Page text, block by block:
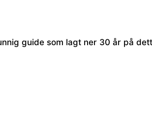
guide som lagt ner 30 år på